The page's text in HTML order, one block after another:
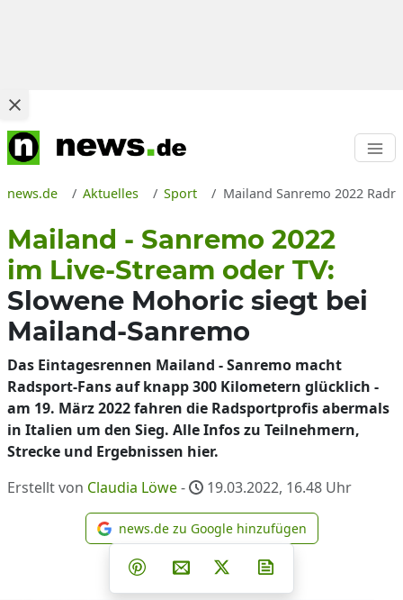
news.de Aktuelles Sport Mailand Sanremo 2022
Mailand - Sanremo 2022
im Live-Stream oder TV:
Slowene Mohoric siegt bei
Mailand-Sanremo
Das Eintagesrennen Mailand - Sanremo macht
Radsport-Fans auf knapp 300 Kilometern glücklich -
am 19. März 2022 fahren die Radsportprofis abermals
in Italien um den Sieg. Alle Infos zu Teilnehmern,
Strecke und Ergebnissen hier.
Erstellt von Claudia Löwe- 19.03.2022, 16.48 Uhr
news.de zu Google
news.de zu Google hinzufügen
Teilen auf Facebook
Teilen auf Whatsapp
Teilen auf Telegram
Teilen auf Pinterest
Per E-Mail teilen
Post auf X